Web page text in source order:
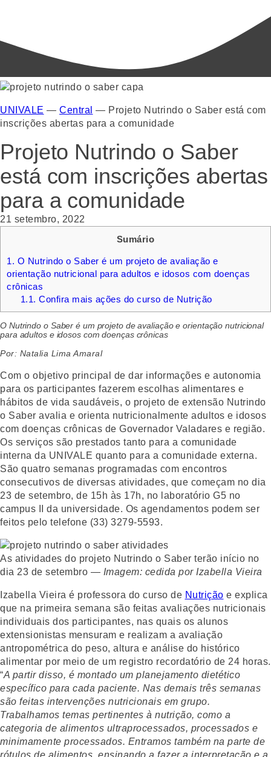
UNIVALE — Central — Projeto Nutrindo o Saber está com
inscrições abertas para a comunidade
Projeto Nutrindo o Saber
está com inscrições abertas
para a comunidade
21 setembro, 2022
Sumário
1. O Nutrindo o Saber é um projeto de avaliação e
orientação nutricional para adultos e idosos com doenças
crônicas
1.1. Confira mais ações do curso de Nutrição
O Nutrindo o Saber é um projeto de avaliação e orientação nutricional
para adultos e idosos com doenças crônicas
Por: Natalia Lima Amaral
Com o objetivo principal de dar informações e autonomia
para os participantes fazerem escolhas alimentares e
hábitos de vida saudáveis, o projeto de extensão Nutrindo
o Saber avalia e orienta nutricionalmente adultos e idosos
com doenças crônicas de Governador Valadares e região.
Os serviços são prestados tanto para a comunidade
interna da UNIVALE quanto para a comunidade externa.
São quatro semanas programadas com encontros
consecutivos de diversas atividades, que começam no dia
23 de setembro, de 15h às 17h, no laboratório G5 no
campus II da universidade. Os agendamentos podem ser
feitos pelo telefone (33) 3279-5593.
As atividades do projeto Nutrindo o Saber terão início no
dia 23 de setembro — Imagem: cedida por Izabella Vieira
Izabella Vieira é professora do curso de Nutrição e explica
que na primeira semana são feitas avaliações nutricionais
individuais dos participantes, nas quais os alunos
extensionistas mensuram e realizam a avaliação
antropométrica do peso, altura e análise do histórico
alimentar por meio de um registro recordatório de 24 horas.
“A partir disso, é montado um planejamento dietético
específico para cada paciente. Nas demais três semanas
são feitas intervenções nutricionais em grupo.
Trabalhamos temas pertinentes à nutrição, como a
categoria de alimentos ultraprocessados, processados e
minimamente processados. Entramos também na parte de
rótulos de alimentos, ensinando a fazer a interpretação e a